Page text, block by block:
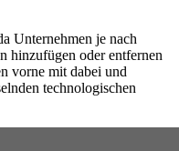
Unternehmen je nach
hinzufügen oder entfernen
vorne mit dabei und
technologischen